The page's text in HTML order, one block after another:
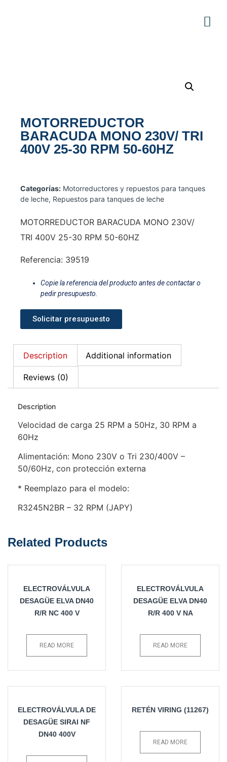
MOTORREDUCTOR
BARACUDA MONO 230V/ TRI
400V 25-30 RPM 50-60HZ
Categorías: Motorreductores y repuestos para tanques
de leche, Repuestos para tanques de leche
MOTORREDUCTOR BARACUDA MONO 230V/
TRI 400V 25-30 RPM 50-60HZ
Referencia: 39519
Copie la referencia del producto antes de contactar o
pedir presupuesto.
Solicitar presupuesto
Description Additional information
Reviews (0)
Description
Velocidad de carga 25 RPM a 50Hz, 30 RPM a
60Hz
Alimentación: Mono 230V o Tri 230/400V –
50/60Hz, con protección externa
* Reemplazo para el modelo:
R3245N2BR – 32 RPM (JAPY)
Related Products
ELECTROVÁLVULA
DESAGÜE ELVA DN40
R/R NC 400 V
READ MORE
ELECTROVÁLVULA
DESAGÜE ELVA DN40
R/R 400 V NA
READ MORE
ELECTROVÁLVULA DE
DESAGÜE SIRAI NF
DN40 400V
RETÉN VIRING (11267)
READ MORE